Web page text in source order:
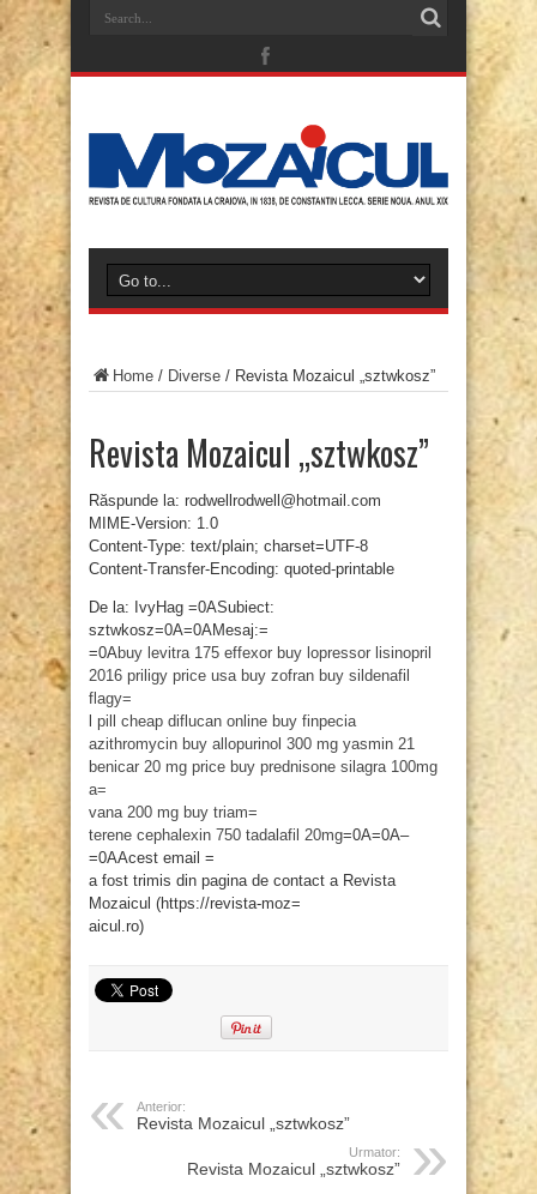
Home / Diverse / Revista Mozaicul „sztwkosz”
Revista Mozaicul „sztwkosz”
Răspunde la: rodwellrodwell@hotmail.com
MIME-Version: 1.0
Content-Type: text/plain; charset=UTF-8
Content-Transfer-Encoding: quoted-printable
De la: IvyHag =0ASubiect:
sztwkosz=0A=0AMesaj:=
=0Abuy levitra 175 effexor buy lopressor lisinopril
2016 priligy price usa buy zofran buy sildenafil
flagy=
l pill
cheap diflucan online buy finpecia
azithromycin buy allopurinol 300 mg yasmin 21
benicar 20 mg price buy prednisone silagra 100mg
a=
vana 200 mg buy triam=
terene cephalexin 750 tadalafil 20mg=0A=0A–
=0AAcest email =
a fost trimis din pagina de contact a Revista
Mozaicul (https://revista-moz=
aicul.ro)
Anterior:
Revista Mozaicul „sztwkosz”
Urmator:
Revista Mozaicul „sztwkosz”